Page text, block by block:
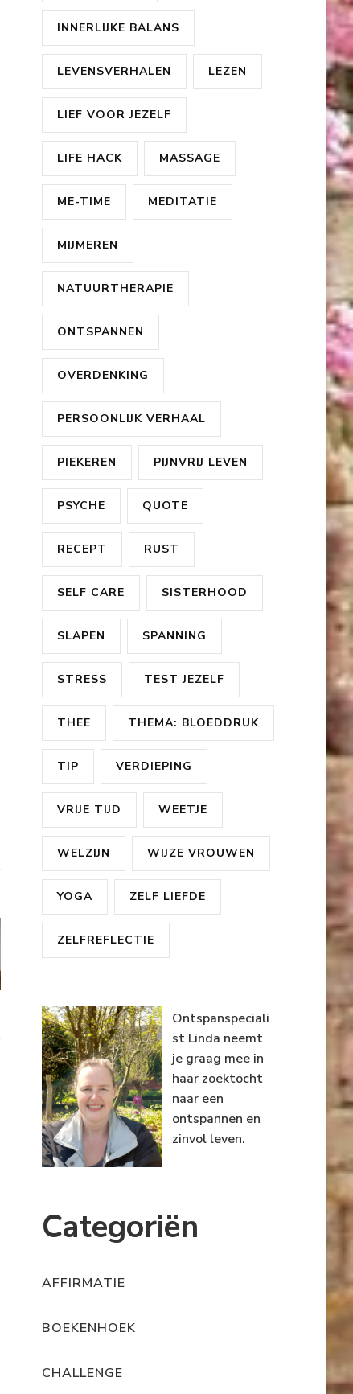
INNERLIJKE BALANS
LEVENSVERHALEN LEZEN
LIEF VOOR JEZELF
LIFE HACK MASSAGE
ME-TIME MEDITATIE
MIJMEREN
NATUURTHERAPIE
ONTSPANNEN
OVERDENKING
PERSOONLIJK VERHAAL
PIEKEREN PIJNVRIJ LEVEN
PSYCHE QUOTE
RECEPT RUST
SELF CARE SISTERHOOD
SLAPEN SPANNING
STRESS TEST JEZELF
THEE THEMA: BLOEDDRUK
TIP VERDIEPING
VRIJE TIJD WEETJE
WELZIJN WIJZE VROUWEN
YOGA ZELF LIEFDE
ZELFREFLECTIE
Ontspanspeciali
st Linda neemt
je graag mee in
haar zoektocht
naar een
ontspannen en
zinvol leven.
Categoriën
AFFIRMATIE
BOEKENHOEK
CHALLENGE